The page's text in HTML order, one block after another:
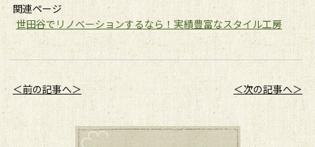
関連ページ
世田谷でリノベーションするなら！実績豊富なスタイル工房
＜前の記事へ＞ ＜次の記事へ＞